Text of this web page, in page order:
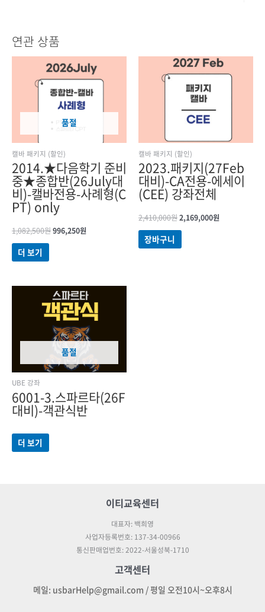
연관 상품
품절
캘바 패키지 (할인)
2014.★다음학기 준비
중★종합반(26July대
비)-캘바전용-사례형(C
PT) only
1,082,500원
원래
가격:
1,082,500원.
996,250원
현재
가격:
996,250원.
더 보기
캘바 패키지 (할인)
2023.패키지(27Feb
대비)-CA전용-에세이
(CEE) 강좌전체
2,410,000원
원래
가격:
2,169,000원
현재
가격:
2,169,000원.
장바구니
품절
UBE 강좌
6001-3.스파르타(26F
대비)-객관식반
더 보기
이티교육센터
대표자: 백희영
사업자등록번호: 137-34-00966
통신판매업번호: 2022-서울성북-1710
고객센터
메일: usbarHelp@gmail.com / 평일 오전10시~오후8시